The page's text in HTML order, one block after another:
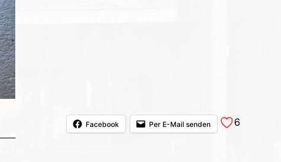
Facebook Per E-Mail senden 6